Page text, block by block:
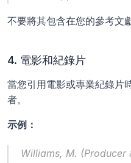
不要將其包含在您的參考文
4. 電影和紀錄片
當您引用電影或專業紀錄片
者。
示例：
Williams, M. (Producer